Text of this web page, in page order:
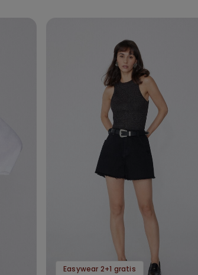
Easywear 2+1 gratis